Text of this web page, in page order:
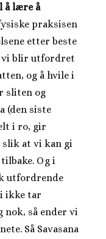
å lære å
praksisen
etter beste
vi blir utfordret
og å hvile i
sliten og
(den siste
i ro, gir
at vi kan gi
Og i
utfordrende
ikke tar
nok, så ender vi
Så Savasana